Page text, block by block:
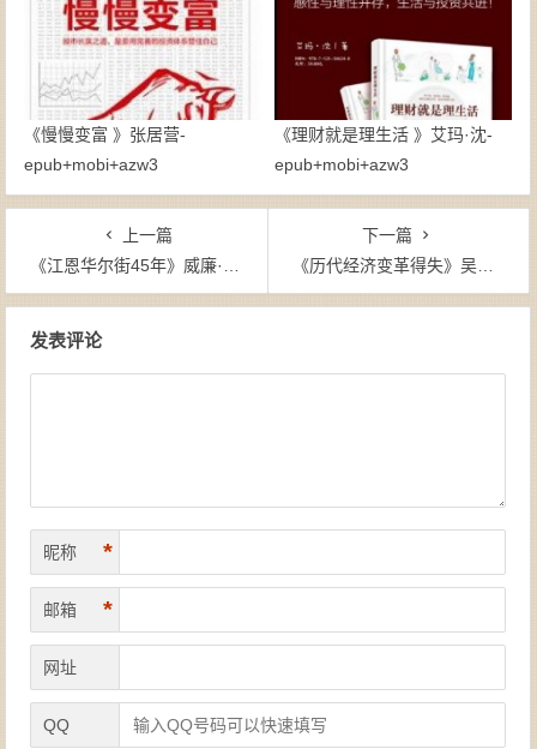
《慢慢变富 》张居营-
epub+mobi+azw3
《理财就是理生活 》艾玛·沈-
epub+mobi+azw3
上一篇
《江恩华尔街45年》威廉·D·江恩-mobi
下一篇
《历代经济变革得失》吴晓波-mobi
发表评论
昵称 *
邮箱 *
网址
QQ